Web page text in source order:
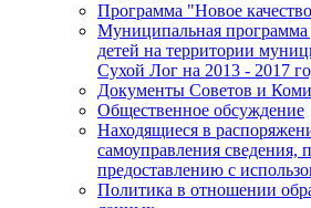
Программа "Новое
Муниципальная программа
детей на территории
Сухой Лог на 2013 - 2017
Документы Советов и
Общественное обсуждение
Находящиеся в
самоуправления сведения,
предоставлению с
Политика в отношении